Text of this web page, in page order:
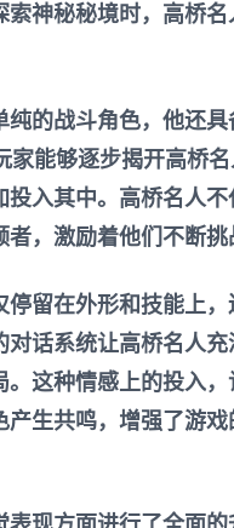
神秘秘境时，高桥
的战斗角色，他还
家能够逐步揭开高桥
入其中。高桥名人
，激励着他们不断挑
留在外形和技能上
话系统让高桥名人
这种情感上的投入
生共鸣，增强了游戏